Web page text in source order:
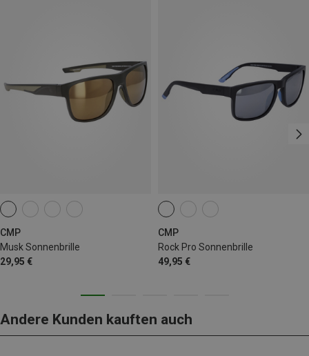
CMP
Musk Sonnenbrille
29,95 €
CMP
Rock Pro Sonnenbrille
49,95 €
Andere Kunden kauften auch